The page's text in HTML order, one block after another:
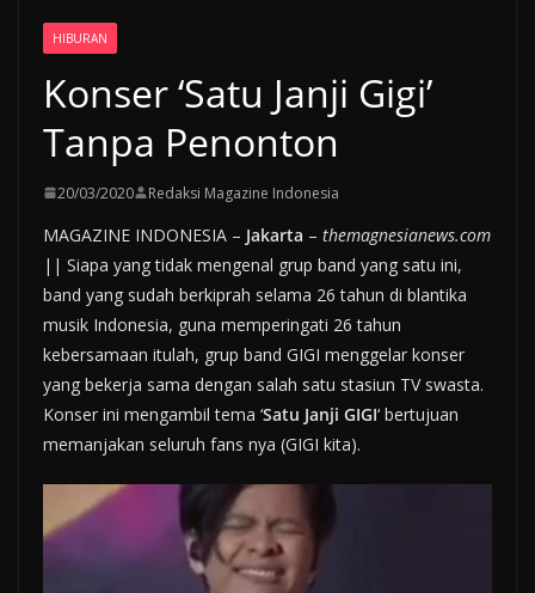
HIBURAN
Konser ‘Satu Janji Gigi’
Tanpa Penonton
20/03/2020 Redaksi Magazine Indonesia
MAGAZINE INDONESIA – Jakarta – themagnesianews.com
|| Siapa yang tidak mengenal grup band yang satu ini,
band yang sudah berkiprah selama 26 tahun di blantika
musik Indonesia, guna memperingati 26 tahun
kebersamaan itulah, grup band GIGI menggelar konser
yang bekerja sama dengan salah satu stasiun TV swasta.
Konser ini mengambil tema ‘Satu Janji GIGI‘ bertujuan
memanjakan seluruh fans nya (GIGI kita).